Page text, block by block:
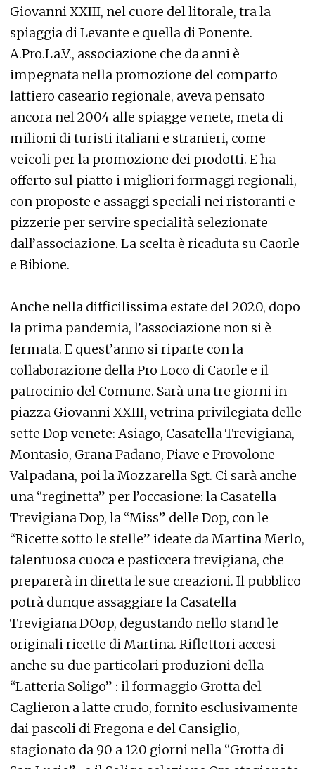
Giovanni XXIII, nel cuore del litorale, tra la
spiaggia di Levante e quella di Ponente.
A.Pro.La.V., associazione che da anni è
impegnata nella promozione del comparto
lattiero caseario regionale, aveva pensato
ancora nel 2004 alle spiagge venete, meta di
milioni di turisti italiani e stranieri, come
veicoli per la promozione dei prodotti. E ha
offerto sul piatto i migliori formaggi regionali,
con proposte e assaggi speciali nei ristoranti e
pizzerie per servire specialità selezionate
dall’associazione. La scelta è ricaduta su Caorle
e Bibione.
Anche nella difficilissima estate del 2020, dopo
la prima pandemia, l’associazione non si è
fermata. E quest’anno si riparte con la
collaborazione della Pro Loco di Caorle e il
patrocinio del Comune. Sarà una tre giorni in
piazza Giovanni XXIII, vetrina privilegiata delle
sette Dop venete: Asiago, Casatella Trevigiana,
Montasio, Grana Padano, Piave e Provolone
Valpadana, poi la Mozzarella Sgt. Ci sarà anche
una “reginetta” per l’occasione: la Casatella
Trevigiana Dop, la “Miss” delle Dop, con le
“Ricette sotto le stelle” ideate da Martina Merlo,
talentuosa cuoca e pasticcera trevigiana, che
preparerà in diretta le sue creazioni. Il pubblico
potrà dunque assaggiare la Casatella
Trevigiana DOop, degustando nello stand le
originali ricette di Martina. Riflettori accesi
anche su due particolari produzioni della
“Latteria Soligo” : il formaggio Grotta del
Caglieron a latte crudo, fornito esclusivamente
dai pascoli di Fregona e del Cansiglio,
stagionato da 90 a 120 giorni nella “Grotta di